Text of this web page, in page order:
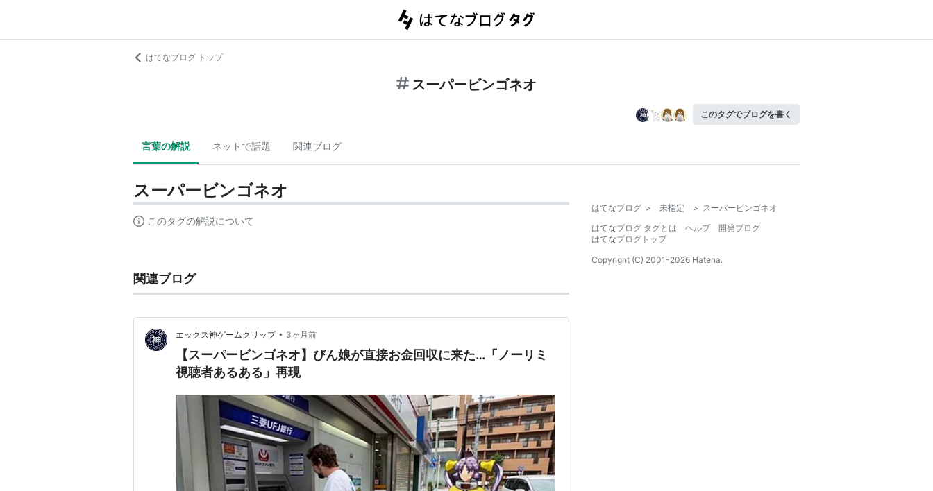
はてなブログ トップ
スーパービンゴネオ
このタグでブログを書く
言葉の解説 ネットで話題 関連ブログ
スーパービンゴネオ
このタグの解説について
関連ブログ
エックス神ゲームクリップ • 3ヶ月前
【スーパービンゴネオ】びん娘が直接お金回収に来た…「ノーリミ
視聴者あるある」再現
はてなブログ > 未指定 > スーパービンゴネオ
はてなブログ タグとは
ヘルプ
開発ブログ
はてなブログトップ
Copyright (C) 2001-2026 Hatena.